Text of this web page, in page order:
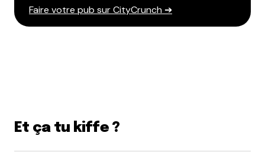
Faire votre pub sur CityCrunch ➔
Et ça tu kiffe ?